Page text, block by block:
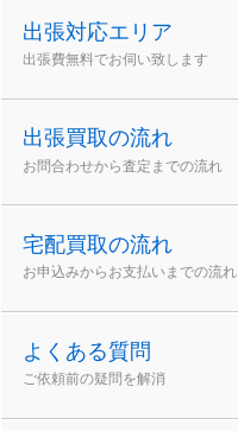
出張対応エリア
出張費無料でお伺い致します
出張買取の流れ
お問合わせから査定までの流れ
宅配買取の流れ
お申込みからお支払いまでの流れ
よくある質問
ご依頼前の疑問を解消